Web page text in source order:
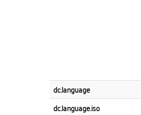
dc.language
dc.language.iso